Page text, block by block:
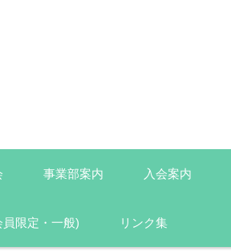
国宮崎 ～
士会
事業部案内 入会案内
限定・一般) リンク集